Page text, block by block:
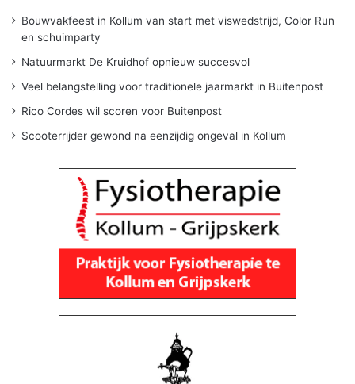
Bouwvakfeest in Kollum van start met viswedstrijd, Color Run
en schuimparty
Natuurmarkt De Kruidhof opnieuw succesvol
Veel belangstelling voor traditionele jaarmarkt in Buitenpost
Rico Cordes wil scoren voor Buitenpost
Scooterrijder gewond na eenzijdig ongeval in Kollum